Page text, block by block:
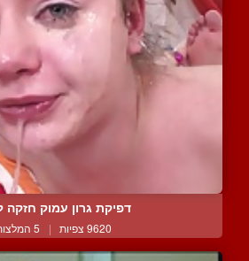
דפיקת גרון עמוק חזקה
9620 צפיות | 5 המלצות